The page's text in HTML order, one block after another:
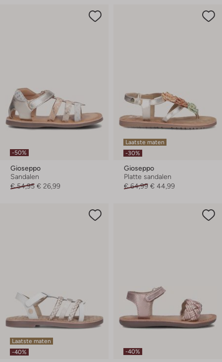
-50%
Gioseppo
Sandalen
€ 54,95 € 26,99
Laatste maten
-30%
Gioseppo
Platte sandalen
€ 64,99 € 44,99
Laatste maten
-40%
-40%